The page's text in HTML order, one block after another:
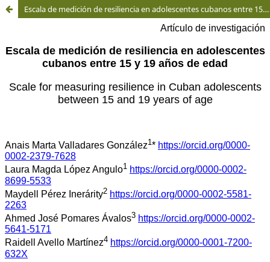
Escala de medición de resiliencia en adolescentes cubanos entre 15 y 19 años de edad